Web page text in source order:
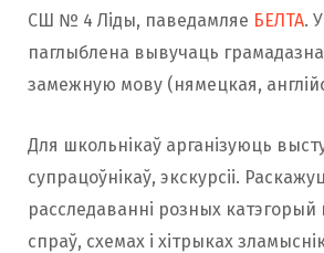
СШ № 4 Ліды, паведамляе БЕЛТА.
паглыблена вывучаць
замежную мову (нямецкая,
Для школьнікаў арганізуюць
супрацоўнікаў, экскурсіі.
расследаванні розных
спраў, схемах і хітрыках